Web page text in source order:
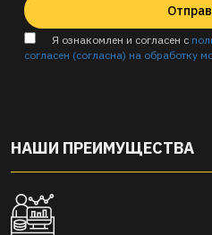
Я ознакомлен и согласен с
согласен (согласна) на обработку
НАШИ ПРЕИМУЩЕСТВА